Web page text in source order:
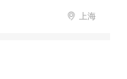
上海